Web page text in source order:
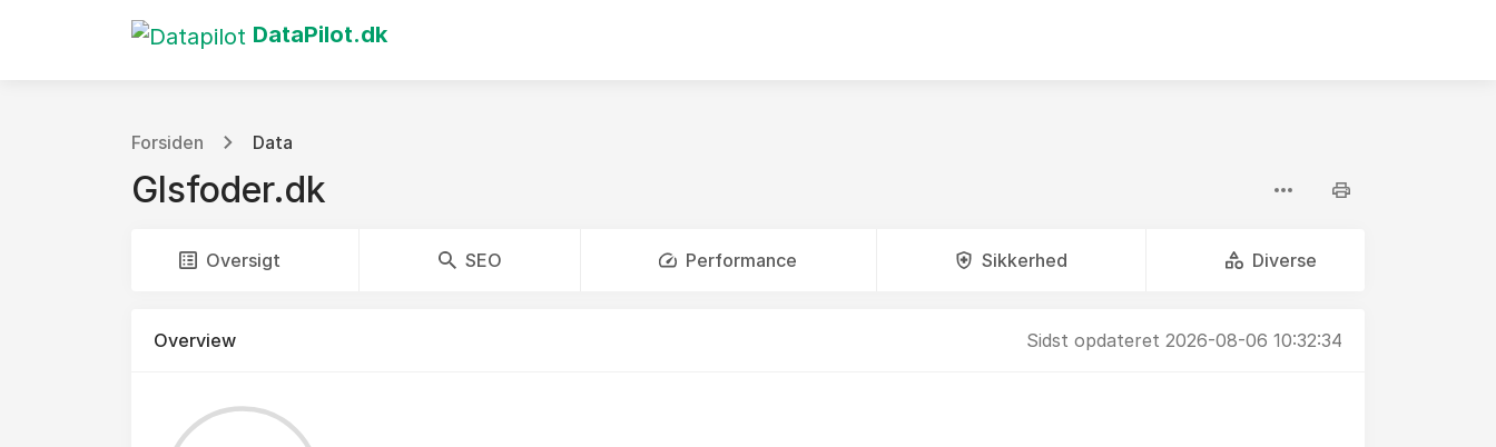
DataPilot.dk
Forsiden Data
Glsfoder.dk
Oversigt SEO Performance Sikkerhed Diverse
Overview Sidst opdateret 2026-08-06 10:32:34